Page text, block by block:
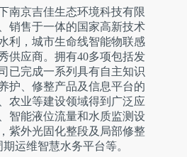
南京吉佳生态环境科技有限
销售于一体的国家高新技术
利，城市生命线智能物联感
供应商。拥有40多项包括发
已完成一系列具有自主知识
护、修整产品及信息平台的
农业等建设领域得到广泛应
智能液位流量和水质监测设
紫外光固化整段及局部修整
运维智慧水务平台等。